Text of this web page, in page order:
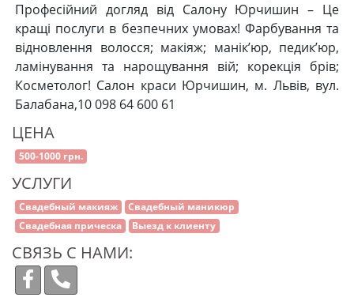
Професійний догляд від Салону Юрчишин – Це
кращі послуги в безпечних умовах! Фарбування та
відновлення волосся; макіяж; манік’юр, педик’юр,
ламінування та нарощування вій; корекція брів;
Косметолог! Салон краси Юрчишин, м. Львів, вул.
Балабана,10 098 64 600 61
ЦЕНА
500-1000 грн.
УСЛУГИ
Свадебный макияж
Свадебный маникюр
Свадебная прическа
Выезд к клиенту
СВЯЗЬ С НАМИ: